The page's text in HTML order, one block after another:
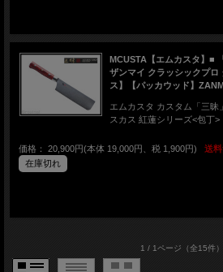
MCUSTA【エムカスタ】■
ザンマイ クラッシックプロ
ス】【パッカウッド】
エムカスタ カスタム「三昧
スカス 紅蓮シリーズ<包丁>
価格： 20,900円(本体 19,000円、税 1,900円)
送
在庫切れ
1 / 1ページ （全15件）